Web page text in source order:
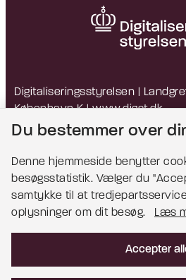
Digitaliseringsstyrelsen |
København K |www.digst.dk
EAN: 5798009814203 | CVR:
Bemærk!
Læs mere om cookies
Du bestemmer over
Denne hjemmeside benytter
besøgsstatistik. Vælger du
samtykke til at
oplysninger om dit besøg.
Læs
Accepter